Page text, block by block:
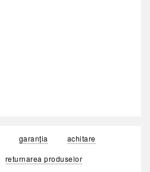
garanția
achitare
returnarea produselor